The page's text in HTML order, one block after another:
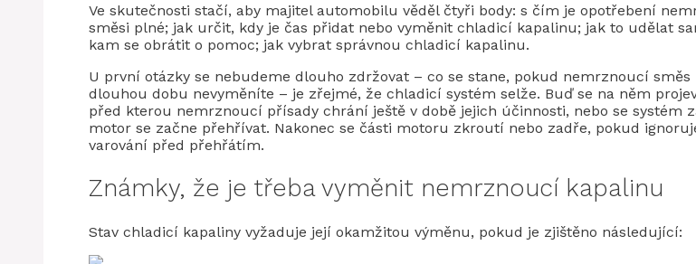
Ve skutečnosti stačí, aby majitel automobilu věděl čtyři body: s čím je opotřebení
směsi plné; jak určit, kdy je čas přidat nebo vyměnit chladicí kapalinu; jak to udělat
kam se obrátit o pomoc; jak vybrat správnou chladicí kapalinu.
U první otázky se nebudeme dlouho zdržovat – co se stane, pokud nemrznoucí směs
dlouhou dobu nevyměníte – je zřejmé, že chladicí systém selže. Buď se na něm
před kterou nemrznoucí přísady chrání ještě v době jejich účinnosti, nebo se systém
motor se začne přehřívat. Nakonec se části motoru zkroutí nebo zadře, pokud
varování před přehřátím.
Známky, že je třeba vyměnit nemrznoucí kapalinu
Stav chladicí kapaliny vyžaduje její okamžitou výměnu, pokud je zjištěno následující: